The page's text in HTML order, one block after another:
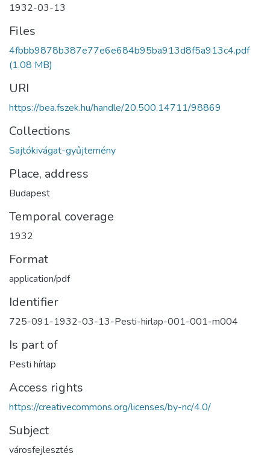
1932-03-13
Files
4fbbb9878b387e77e6e684b95ba913d8f5a913c4.pdf
(1.08 MB)
URI
https://bea.fszek.hu/handle/20.500.14711/98869
Collections
Sajtókivágat-gyűjtemény
Place, address
Budapest
Temporal coverage
1932
Format
application/pdf
Identifier
725-091-1932-03-13-Pesti-hirlap-001-001-m004
Is part of
Pesti hírlap
Access rights
https://creativecommons.org/licenses/by-nc/4.0/
Subject
városfejlesztés